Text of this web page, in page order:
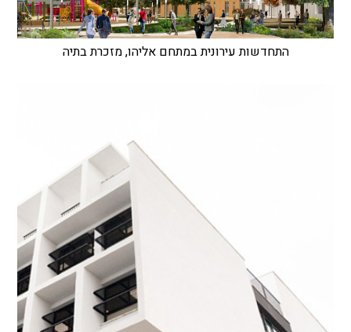
התחדשות עירונית במתחם אליהו, מזכרת בתיה